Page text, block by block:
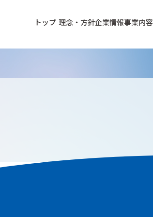
トップ 理念・方針企業情報事業内容